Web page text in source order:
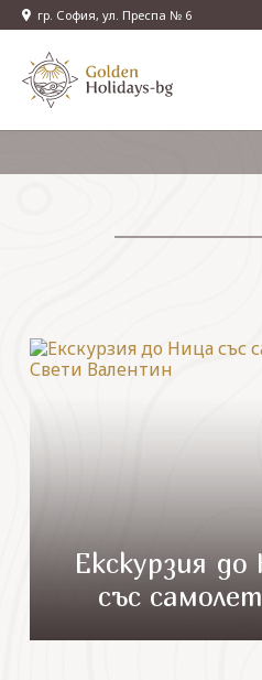
гр. София, ул. Преспа № 6
Екскурзия до
със